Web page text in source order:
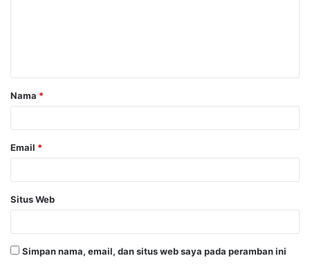
a
r
Nama *
Email *
Situs Web
Simpan nama, email, dan situs web saya pada peramban ini